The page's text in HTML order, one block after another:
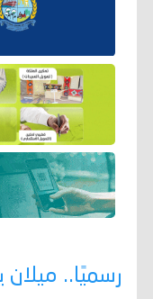
رسميًا..